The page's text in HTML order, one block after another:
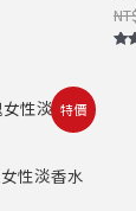
特價
性淡香水
。